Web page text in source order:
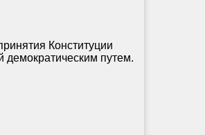
Конституции
демократическим путем.